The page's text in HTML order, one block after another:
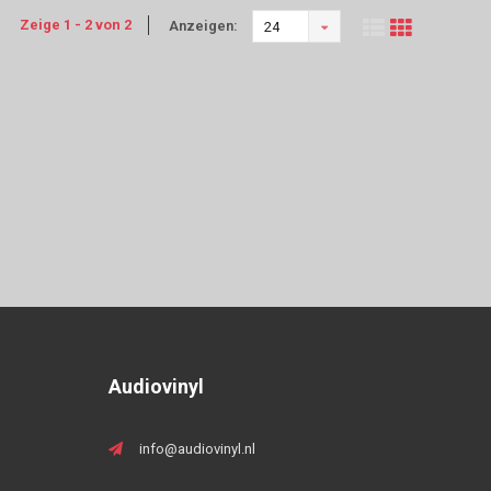
Zeige 1 - 2 von 2 Anzeigen: 24
Audiovinyl
info@audiovinyl.nl